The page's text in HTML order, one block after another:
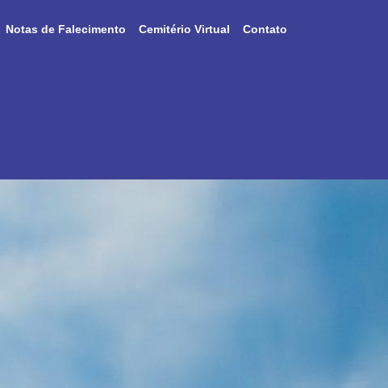
Notas de Falecimento Cemitério Virtual Contato